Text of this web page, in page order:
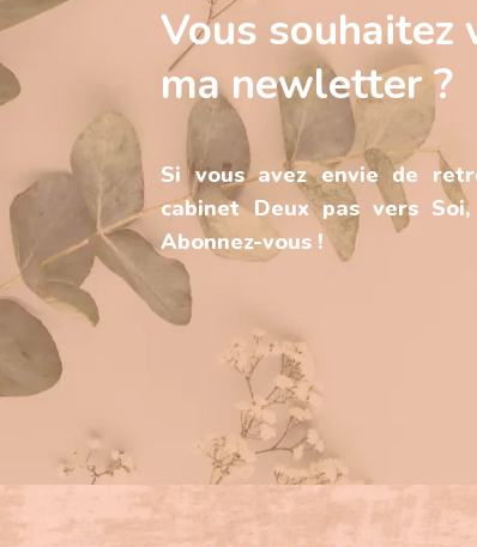
Vous souhaitez
ma newletter ?
Si vous avez envie de
cabinet Deux pas vers
Abonnez-vous !